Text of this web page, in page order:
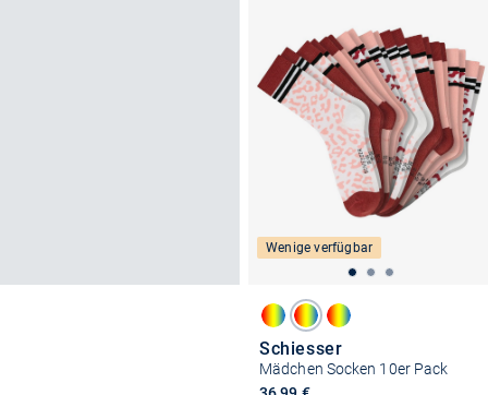
Wenige verfügbar
Schiesser
Mädchen Socken 10er Pack